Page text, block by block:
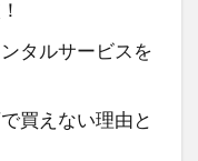
タルサービスを
買えない理由と